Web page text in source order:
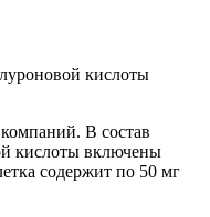
кислоты
В состав
кислоты включены
содержит по 50 мг